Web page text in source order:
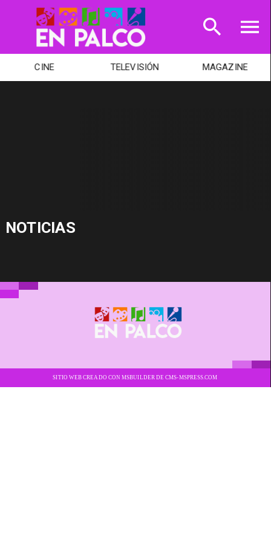
CINE TELEVISIÓN MAGAZINE
NOTICIAS
SITIO WEB CREADO CON MSBUILDER DE CMS-MSPRESS.COM